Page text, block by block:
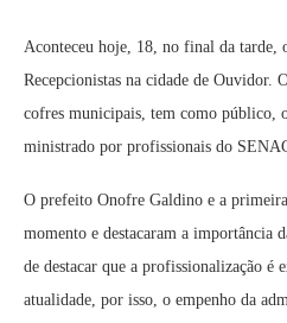
Aconteceu hoje, 18, no final da tarde,
Recepcionistas na cidade de Ouvidor.
cofres municipais, tem como público,
ministrado por profissionais do
O prefeito Onofre Galdino e a
momento e destacaram a importância
de destacar que a profissionalização é
atualidade, por isso, o empenho da